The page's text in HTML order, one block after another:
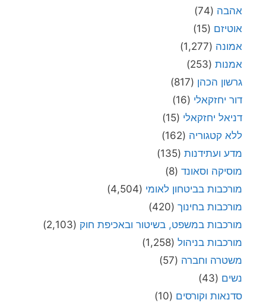
אהבה (74)
אוטיזם (15)
אמונה (1,277)
אמנות (253)
גרשון הכהן (817)
דור יחזקאלי (16)
דניאל יחזקאלי (15)
ללא קטגוריה (162)
מדע ועתידנות (135)
מוסיקה וסאונד (8)
מורכבות בביטחון לאומי (4,504)
מורכבות בחינוך (420)
מורכבות במשפט, בשיטור ובאכיפת חוק (2,103)
מורכבות בניהול (1,258)
משטרה וחברה (57)
נשים (43)
סדנאות וקורסים (10)